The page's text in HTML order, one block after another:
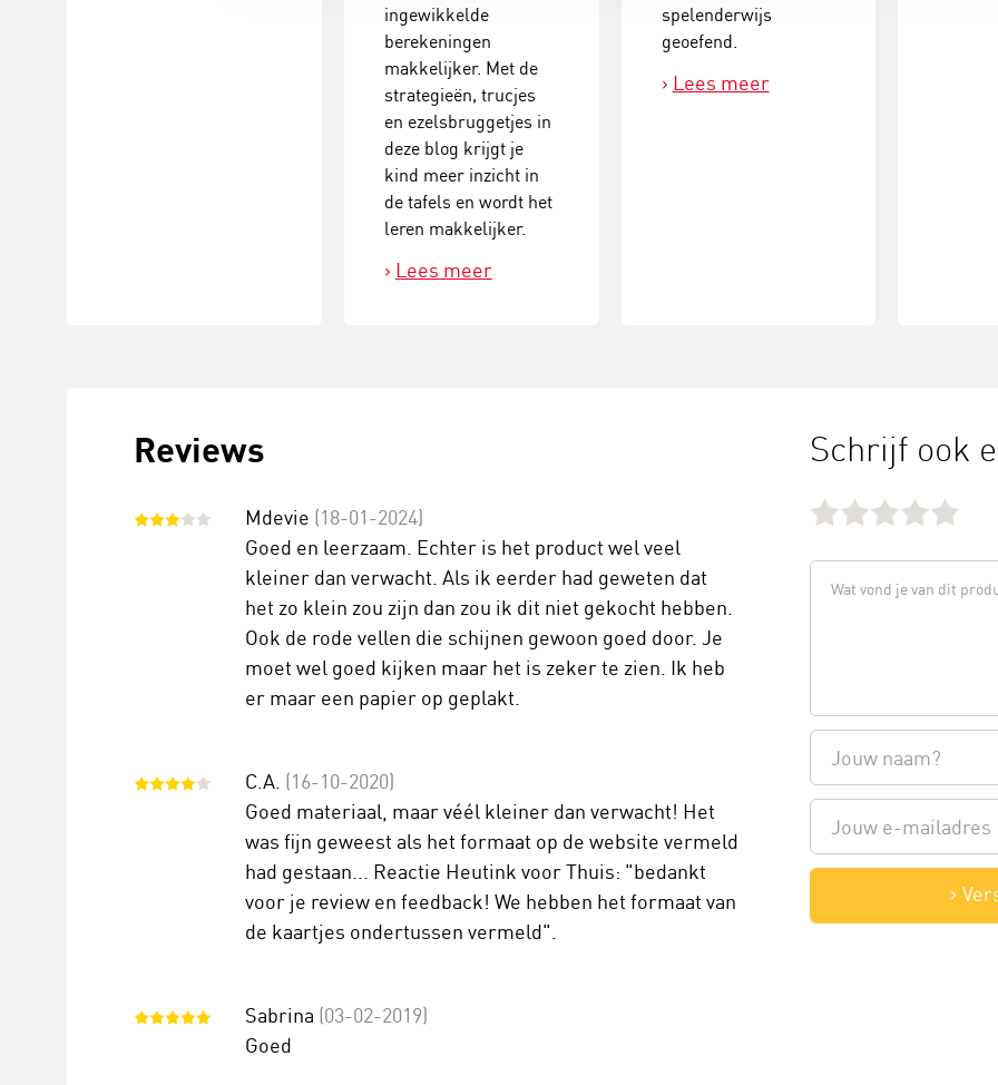
ingewikkelde
berekeningen
makkelijker. Met de
strategieën, trucjes
en ezelsbruggetjes in
deze blog krijgt je
kind meer inzicht in
de tafels en wordt het
leren makkelijker.
Lees meer
spelenderwijs
geoefend.
Lees meer
Reviews
Mdevie (18-01-2024)
Goed en leerzaam. Echter is het product wel veel
kleiner dan verwacht. Als ik eerder had geweten dat
het zo klein zou zijn dan zou ik dit niet gekocht hebben.
Ook de rode vellen die schijnen gewoon goed door. Je
moet wel goed kijken maar het is zeker te zien. Ik heb
er maar een papier op geplakt.
C.A. (16-10-2020)
Goed materiaal, maar véél kleiner dan verwacht! Het
was fijn geweest als het formaat op de website vermeld
had gestaan... Reactie Heutink voor Thuis: "bedankt
voor je review en feedback! We hebben het formaat van
de kaartjes ondertussen vermeld".
Sabrina (03-02-2019)
Goed
Schrijf ook